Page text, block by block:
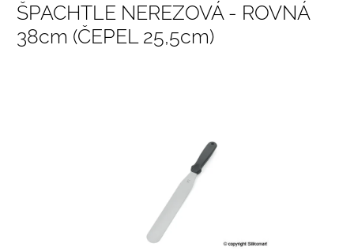
ŠPACHTLE NEREZOVÁ - ROVNÁ
38cm (ČEPEL 25,5cm)